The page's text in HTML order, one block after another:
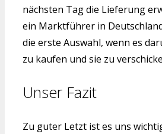
nächsten Tag die Lieferung
ein Marktführer in
die erste Auswahl, wenn es
zu kaufen und sie zu
Unser Fazit
Zu guter Letzt ist es uns